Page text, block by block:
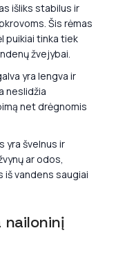
išliks stabilus ir
Šis rėmas
puikiai tinka tiek
žvejybai.
yra lengva ir
neslidžia
net drėgnomis
yra švelnus ir
ar odos,
iš vandens saugiai
nailoninį